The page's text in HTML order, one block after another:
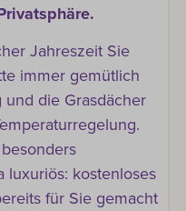
Jahreszeit Sie
immer gemütlich
die Grasdächer
luxuriös: kostenloses
für Sie gemacht